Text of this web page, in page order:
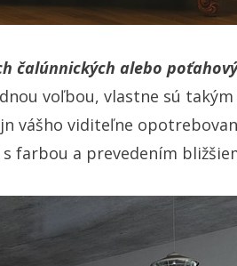
čalúnnických alebo
voľbou, vlastne sú takým
vášho viditeľne
farbou a prevedením